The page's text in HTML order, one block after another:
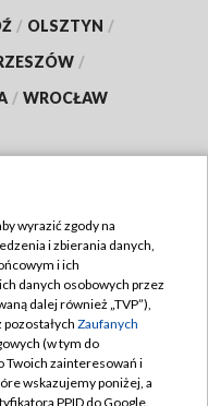
/ OLSZTYN /
/
/ WROCŁAW
wyrazić zgody na
i zbierania danych,
i ich
danych osobowych przez
dalej również „TVP”),
pozostałych Zaufanych
(w tym do
Twoich zainteresowań i
wskazujemy poniżej, a
PPID do Google.